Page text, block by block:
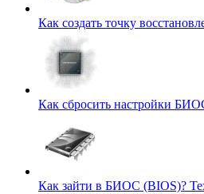
Как создать точку
Как сбросить настройки
Как зайти в БИОС (BIOS)?